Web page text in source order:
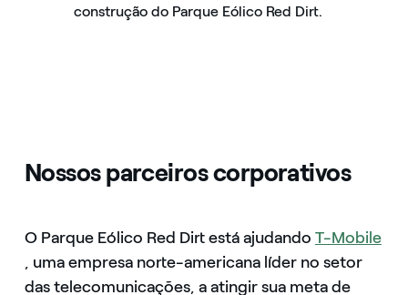
construção do Parque Eólico Red Dirt.
Nossos parceiros corporativos
O Parque Eólico Red Dirt está ajudando T-Mobile
, uma empresa norte-americana líder no setor
das telecomunicações, a atingir sua meta de